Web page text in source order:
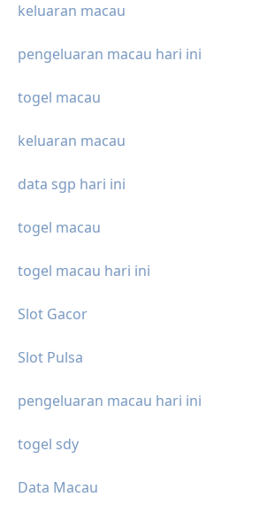
keluaran macau
pengeluaran macau hari ini
togel macau
keluaran macau
data sgp hari ini
togel macau
togel macau hari ini
Slot Gacor
Slot Pulsa
pengeluaran macau hari ini
togel sdy
Data Macau